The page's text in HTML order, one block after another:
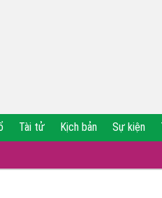
Tài tử Kịch bản Sự kiện